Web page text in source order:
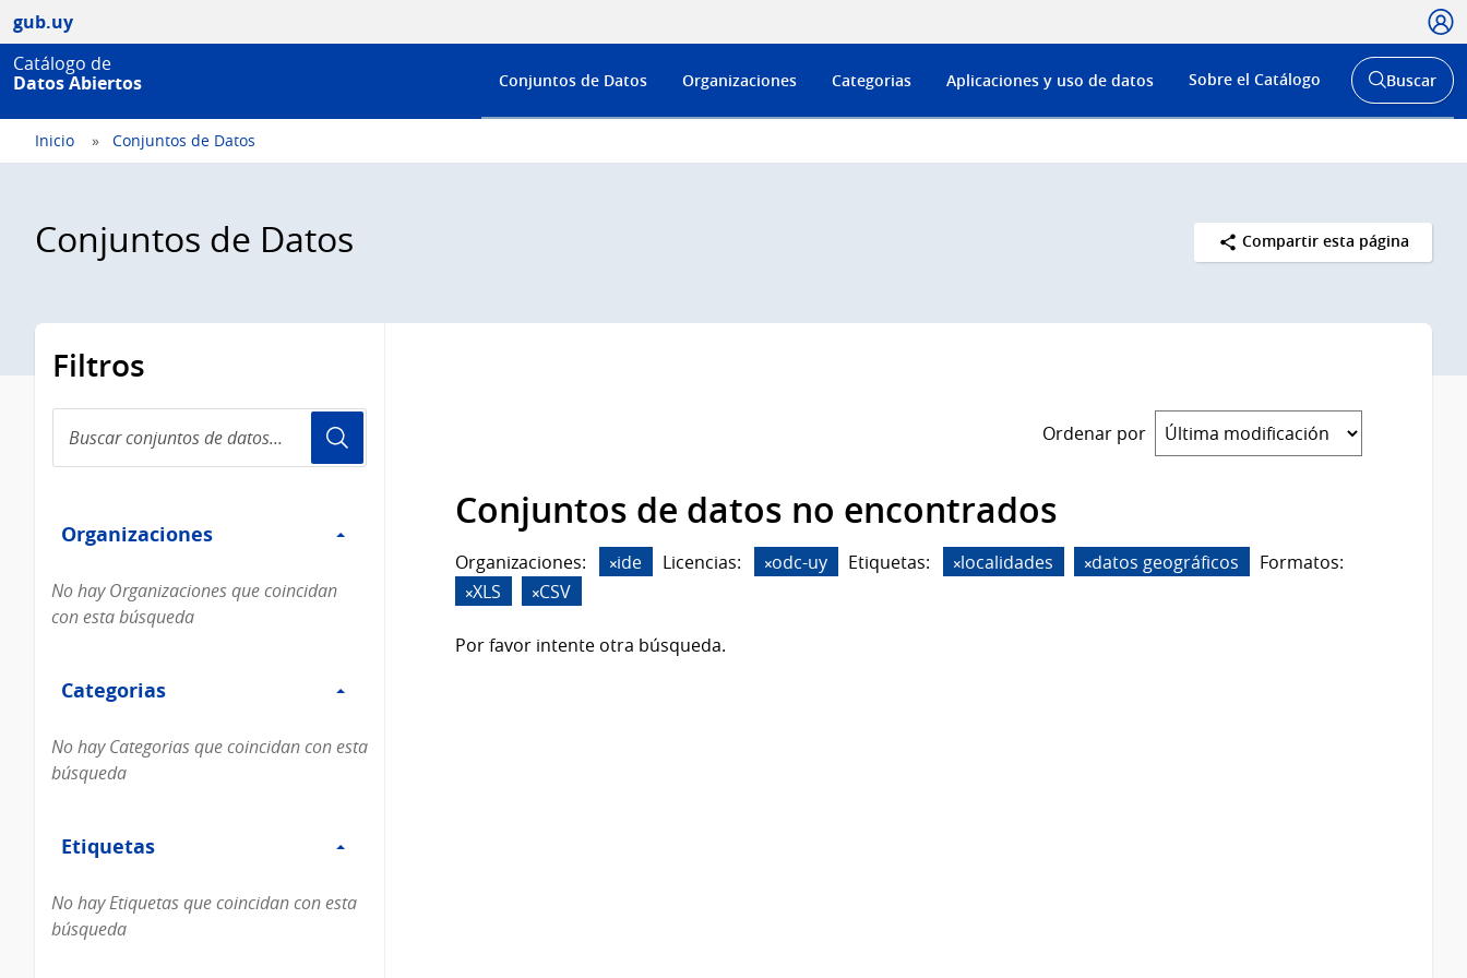
gub.uy
Catálogo de
Datos Abiertos
Menú
de
Conjuntos de Datos Organizaciones Categorias Aplicaciones y uso de datos Sobre el Catálogo
Abrir
buscador
Buscar
Inicio Conjuntos de Datos
Conjuntos de Datos Compartir esta página
Filtros
conjuntos
de
Organizaciones
Organizaciones
No hay Organizaciones que coincidan
con esta búsqueda
Categorias
Categorias
No hay Categorias que coincidan con esta
búsqueda
Etiquetas
Etiquetas
No hay Etiquetas que coincidan con esta
búsqueda
Ordenar por
Conjuntos de datos no encontrados
Organizaciones: ide Licencias: odc-uy Etiquetas: localidades datos geográficos
Formatos:
XLS
CSV
Por favor intente otra búsqueda.